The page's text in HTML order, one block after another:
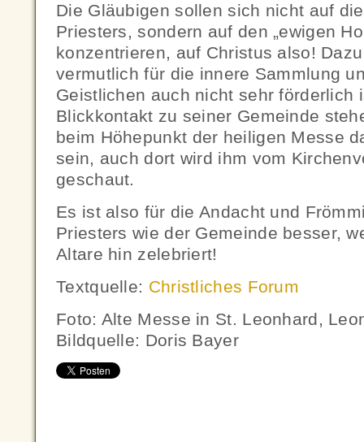
Die Gläubigen sollen sich nicht auf
Priesters, sondern auf den „ewigen
konzentrieren, auf Christus also!
vermutlich für die innere Sammlung
Geistlichen auch nicht sehr förderlich
Blickkontakt zu seiner Gemeinde
beim Höhepunkt der heiligen Messe
sein, auch dort wird ihm vom
geschaut.
Es ist also für die Andacht und
Priesters wie der Gemeinde besser,
Altare hin zelebriert!
Textquelle: Christliches Forum
Foto: Alte Messe in St. Leonhard,
Bildquelle: Doris Bayer